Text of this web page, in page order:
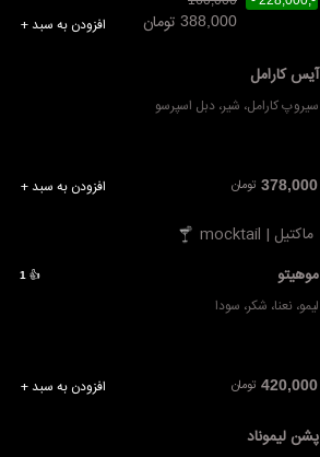
افزودن به سبد + 388,000 تومان
آیس کارامل
سیروپ کارامل، شیر، دبل اسپرسو
افزودن به سبد + 378,000 تومان
ماکتیل | mocktail
👍
1 موهیتو
لیمو، نعنا، شکر، سودا
افزودن به سبد + 420,000 تومان
پشن لیموناد